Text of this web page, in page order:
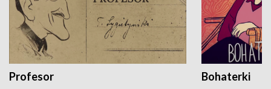
Profesor Bohaterki